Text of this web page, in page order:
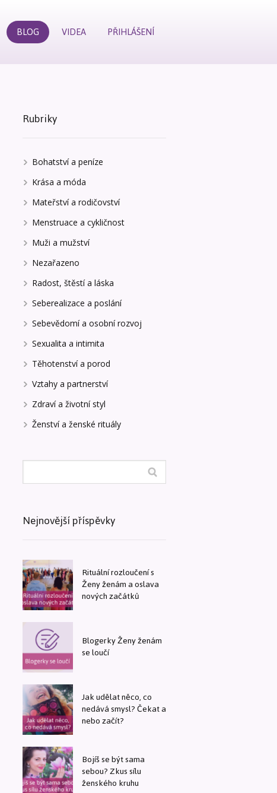
BLOG VIDEA PŘIHLÁŠENÍ
Rubriky
Bohatství a peníze
Krása a móda
Mateřství a rodičovství
Menstruace a cykličnost
Muži a mužství
Nezařazeno
Radost, štěstí a láska
Seberealizace a poslání
Sebevědomí a osobní rozvoj
Sexualita a intimita
Těhotenství a porod
Vztahy a partnerství
Zdraví a životní styl
Ženství a ženské rituály
Nejnovější příspěvky
Rituální rozloučení s
Ženy ženám a oslava
nových začátků
Blogerky Ženy ženám
se loučí
Jak udělat něco, co
nedává smysl? Čekat a
nebo začít?
Bojíš se být sama
sebou? Zkus sílu
ženského kruhu